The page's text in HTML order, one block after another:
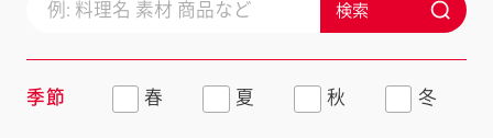
検索
季節 春 夏 秋 冬